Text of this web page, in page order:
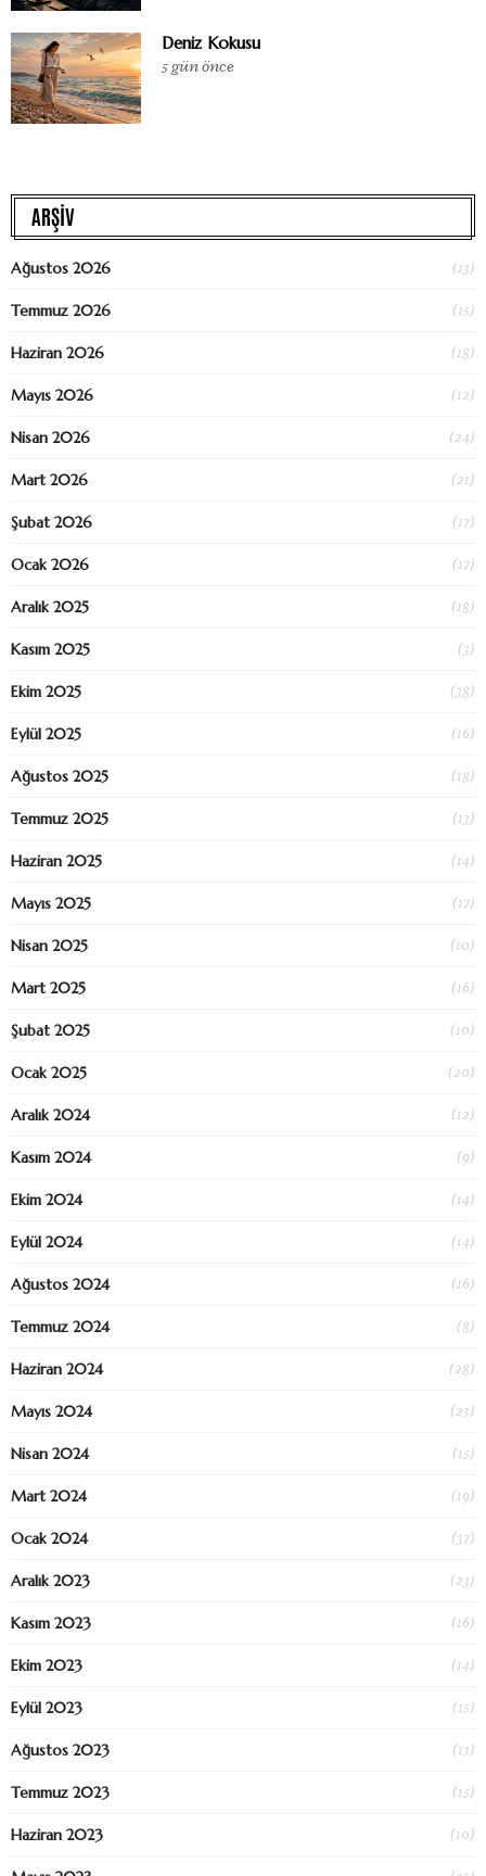
Deniz Kokusu
5 gün önce
ARŞİV
Ağustos 2026 (13)
Temmuz 2026 (15)
Haziran 2026 (18)
Mayıs 2026 (12)
Nisan 2026 (24)
Mart 2026 (21)
Şubat 2026 (17)
Ocak 2026 (17)
Aralık 2025 (18)
Kasım 2025 (3)
Ekim 2025 (38)
Eylül 2025 (16)
Ağustos 2025 (18)
Temmuz 2025 (13)
Haziran 2025 (14)
Mayıs 2025 (17)
Nisan 2025 (10)
Mart 2025 (16)
Şubat 2025 (10)
Ocak 2025 (20)
Aralık 2024 (12)
Kasım 2024 (9)
Ekim 2024 (14)
Eylül 2024 (14)
Ağustos 2024 (16)
Temmuz 2024 (8)
Haziran 2024 (28)
Mayıs 2024 (23)
Nisan 2024 (15)
Mart 2024 (19)
Ocak 2024 (37)
Aralık 2023 (23)
Kasım 2023 (16)
Ekim 2023 (14)
Eylül 2023 (15)
Ağustos 2023 (13)
Temmuz 2023 (15)
Haziran 2023 (10)